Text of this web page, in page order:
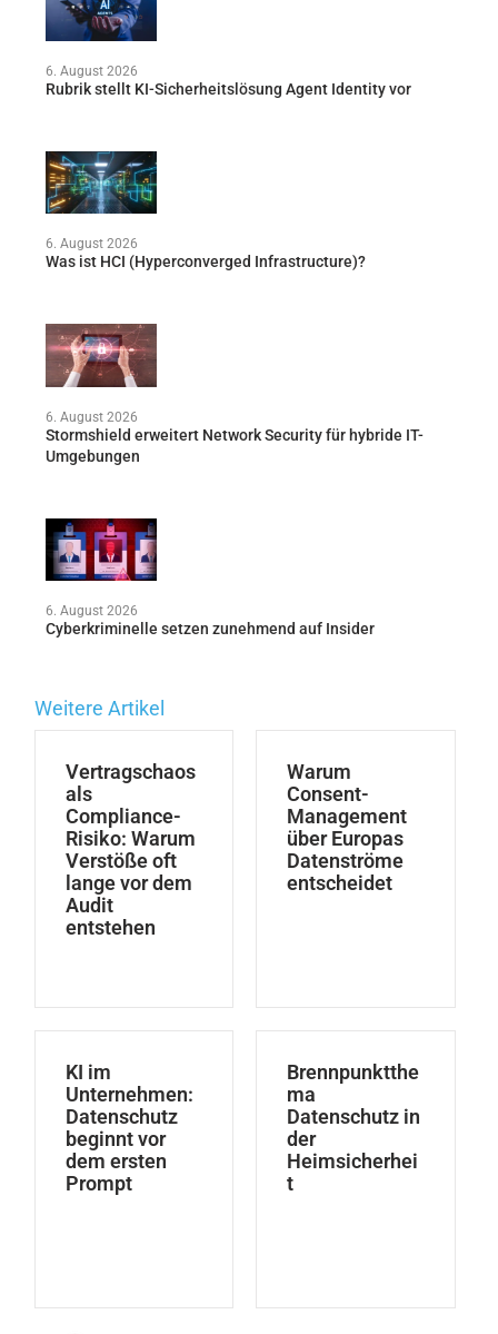
6. August 2026
Rubrik stellt KI-Sicherheitslösung Agent Identity vor
6. August 2026
Was ist HCI (Hyperconverged Infrastructure)?
6. August 2026
Stormshield erweitert Network Security für hybride IT-
Umgebungen
6. August 2026
Cyberkriminelle setzen zunehmend auf Insider
Weitere Artikel
Vertragschaos
als
Compliance-
Risiko: Warum
Verstöße oft
lange vor dem
Audit
entstehen
Warum
Consent-
Management
über Europas
Datenströme
entscheidet
KI im
Unternehmen:
Datenschutz
beginnt vor
dem ersten
Prompt
Brennpunktthe
ma
Datenschutz in
der
Heimsicherhei
t